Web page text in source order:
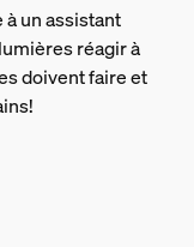
un assistant
réagir à
doivent faire et